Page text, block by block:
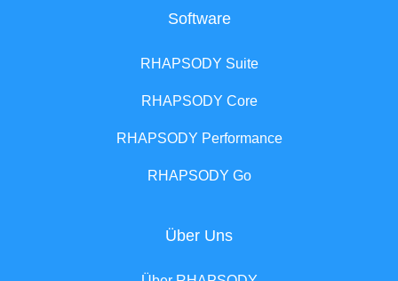
Software
RHAPSODY Suite
RHAPSODY Core
RHAPSODY Performance
RHAPSODY Go
Über Uns